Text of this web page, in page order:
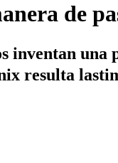
de
inventan
resulta